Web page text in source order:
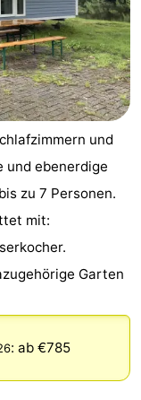
und
und ebenerdige
zu 7 Personen.
mit:
Garten
: ab €785